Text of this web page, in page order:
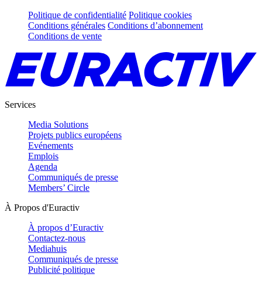
Politique de confidentialité Politique cookies
Conditions générales Conditions d’abonnement
Conditions de vente
Services
Media Solutions
Projets publics européens
Evénements
Emplois
Agenda
Communiqués de presse
Members’ Circle
À Propos d'Euractiv
À propos d’Euractiv
Contactez-nous
Mediahuis
Communiqués de presse
Publicité politique